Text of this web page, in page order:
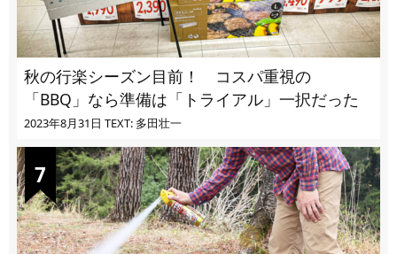
秋の行楽シーズン目前！ コスパ重視の
「BBQ」なら準備は「トライアル」一択だった
2023年8月31日 TEXT: 多田壮一